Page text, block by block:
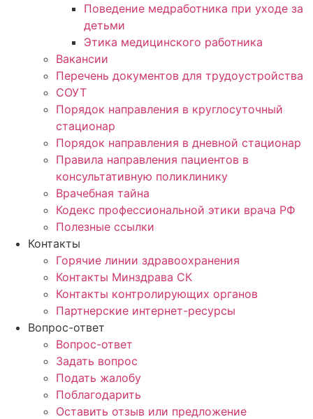
Поведение медработника при уходе за
детьми
Этика медицинского работника
Вакансии
Перечень документов для трудоустройства
СОУТ
Порядок направления в круглосуточный
стационар
Порядок направления в дневной стационар
Правила направления пациентов в
консультативную поликлинику
Врачебная тайна
Кодекс профессиональной этики врача РФ
Полезные ссылки
Контакты
Горячие линии здравоохранения
Контакты Минздрава СК
Контакты контролирующих органов
Партнерские интернет-ресурсы
Вопрос-ответ
Вопрос-ответ
Задать вопрос
Подать жалобу
Поблагодарить
Оставить отзыв или предложение